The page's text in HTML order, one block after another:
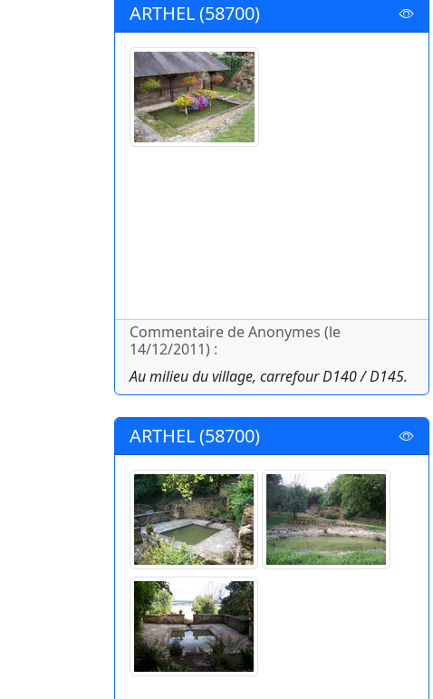
ARTHEL (58700)
Commentaire de Anonymes (le
14/12/2011) :
Au milieu du village, carrefour D140 / D145.
ARTHEL (58700)